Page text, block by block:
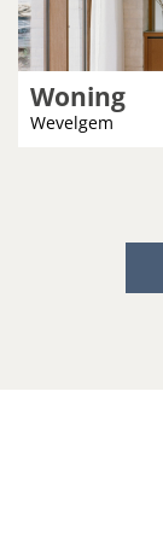
Woning
Wevelgem